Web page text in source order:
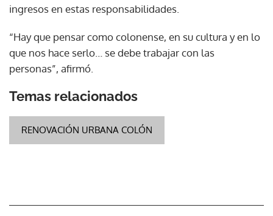
ingresos en estas responsabilidades.
“Hay que pensar como colonense, en su cultura y en lo
que nos hace serlo… se debe trabajar con las
personas”, afirmó.
Temas relacionados
RENOVACIÓN URBANA COLÓN